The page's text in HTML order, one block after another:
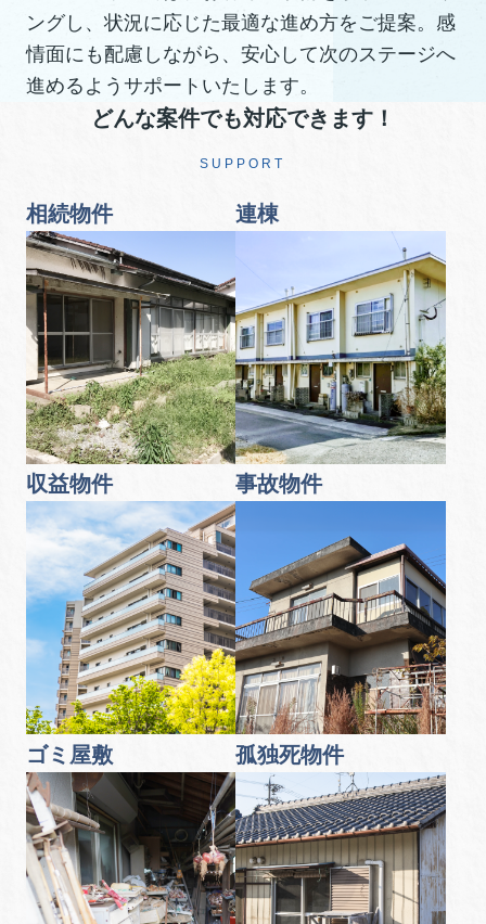
ングし、状況に応じた最適な進め方をご提案。感
情面にも配慮しながら、安心して次のステージへ
進めるようサポートいたします。
どんな案件でも対応できます！
SUPPORT
相続物件 連棟
収益物件 事故物件
ゴミ屋敷 孤独死物件